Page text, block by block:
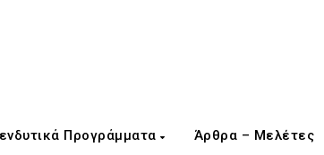
Προγράμματα Άρθρα – Μελέτες